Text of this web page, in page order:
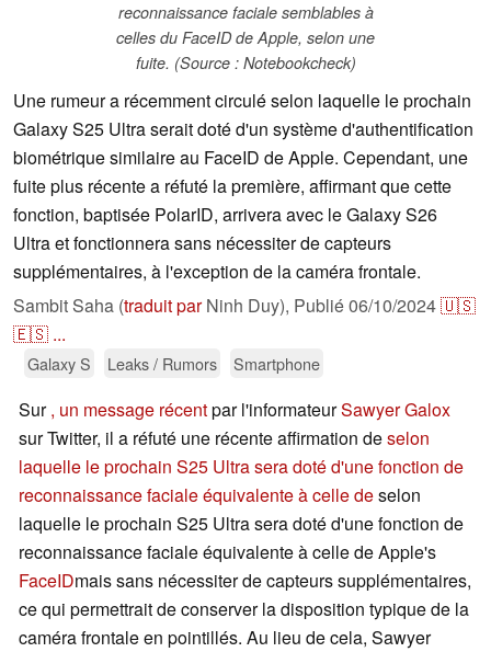
reconnaissance faciale semblables à
celles du FaceID de Apple, selon une
fuite. (Source : Notebookcheck)
Une rumeur a récemment circulé selon laquelle le prochain
Galaxy S25 Ultra serait doté d'un système d'authentification
biométrique similaire au FaceID de Apple. Cependant, une
fuite plus récente a réfuté la première, affirmant que cette
fonction, baptisée PolarID, arrivera avec le Galaxy S26
Ultra et fonctionnera sans nécessiter de capteurs
supplémentaires, à l'exception de la caméra frontale.
Sambit Saha (traduit parNinh Duy), Publié06/10/2024🇺🇸
🇪🇸 ...
Galaxy S Leaks / Rumors Smartphone
Sur, un message récentpar l'informateurSawyer Galox
sur Twitter, il a réfuté une récente affirmation deselon
laquelle le prochain S25 Ultra sera doté d'une fonction de
reconnaissance faciale équivalente à celle deselon
laquelle le prochain S25 Ultra sera doté d'une fonction de
reconnaissance faciale équivalente à celle de Apple's
FaceIDmais sans nécessiter de capteurs supplémentaires,
ce qui permettrait de conserver la disposition typique de la
caméra frontale en pointillés. Au lieu de cela, Sawyer